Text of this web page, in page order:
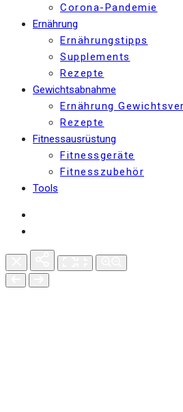
Corona-Pandemie
Ernährung
Ernährungstipps
Supplements
Rezepte
Gewichtsabnahme
Ernährung
Rezepte
Fitnessausrüstung
Fitnessgeräte
Fitnesszubehör
Tools